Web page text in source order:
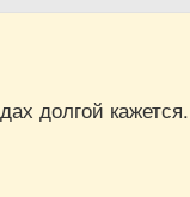
долгой кажется.